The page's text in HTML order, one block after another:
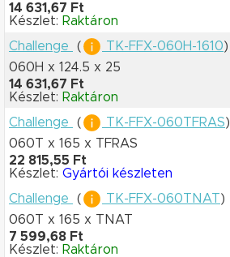
14 631,67 Ft
Készlet: Raktáron
Challenge
( TK-FFX-060H-1610)
060H x 124.5 x 25
14 631,67 Ft
Készlet: Raktáron
Challenge
( TK-FFX-060TFRAS)
060T x 165 x TFRAS
22 815,55 Ft
Készlet: Gyártói készleten
Challenge
( TK-FFX-060TNAT)
060T x 165 x TNAT
7 599,68 Ft
Készlet: Raktáron